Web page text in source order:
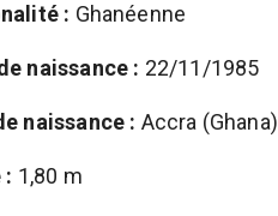
: Ghanéenne
naissance : 22/11/1985
naissance : Accra (Ghana)
: 1,80 m